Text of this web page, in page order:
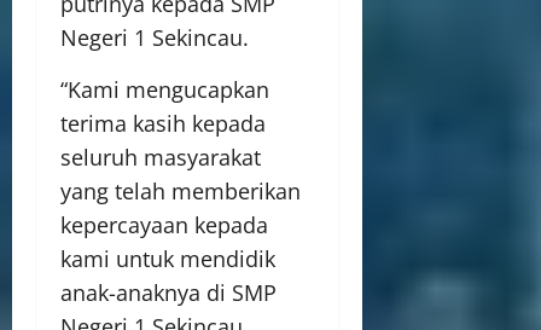
Negeri 1 Sekincau.
“Kami mengucapkan
terima kasih kepada
seluruh masyarakat
yang telah memberikan
kepercayaan kepada
kami untuk mendidik
anak-anaknya di SMP